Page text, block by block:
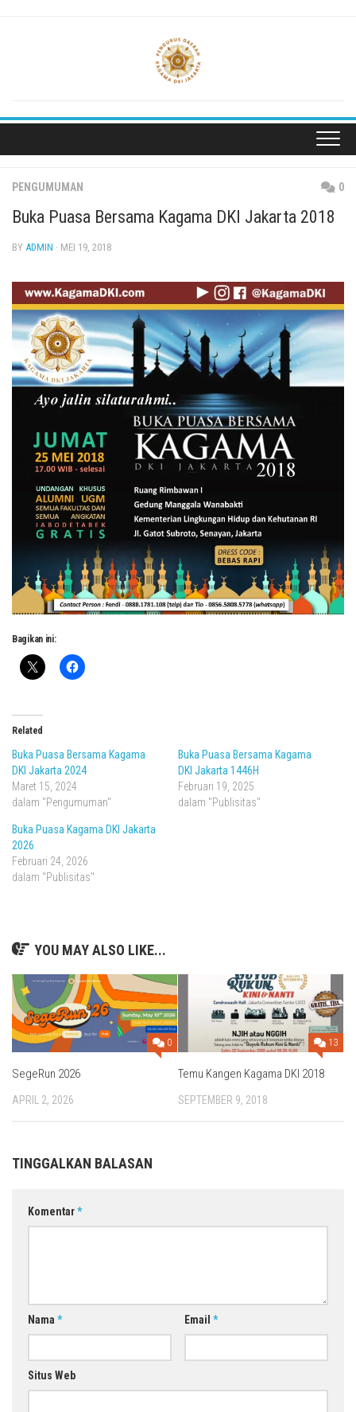
PENGUMUMAN 0
Buka Puasa Bersama Kagama DKI Jakarta 2018
BY ADMIN · MEI 19, 2018
Bagikan ini:
Related
Buka Puasa Bersama Kagama
DKI Jakarta 2024
Maret 15, 2024
dalam "Pengumuman"
Buka Puasa Bersama Kagama
DKI Jakarta 1446H
Februari 19, 2025
dalam "Publisitas"
Buka Puasa Kagama DKI Jakarta
2026
Februari 24, 2026
dalam "Publisitas"
YOU MAY ALSO LIKE...
0
SegeRun 2026
APRIL 2, 2026
13
Temu Kangen Kagama DKI 2018
SEPTEMBER 9, 2018
TINGGALKAN BALASAN
Komentar*
Nama * Email *
Situs Web